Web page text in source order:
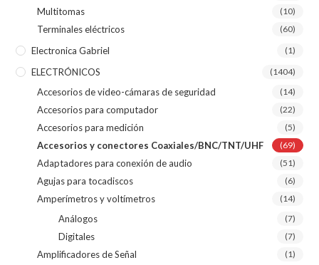
Multitomas (10)
Terminales eléctricos (60)
Electronica Gabriel (1)
ELECTRÓNICOS (1404)
Accesorios de video-cámaras de seguridad (14)
Accesorios para computador (22)
Accesorios para medición (5)
Accesorios y conectores Coaxiales/BNC/TNT/UHF (69)
Adaptadores para conexión de audio (51)
Agujas para tocadiscos (6)
Amperímetros y voltímetros (14)
Análogos (7)
Digitales (7)
Amplificadores de Señal (1)